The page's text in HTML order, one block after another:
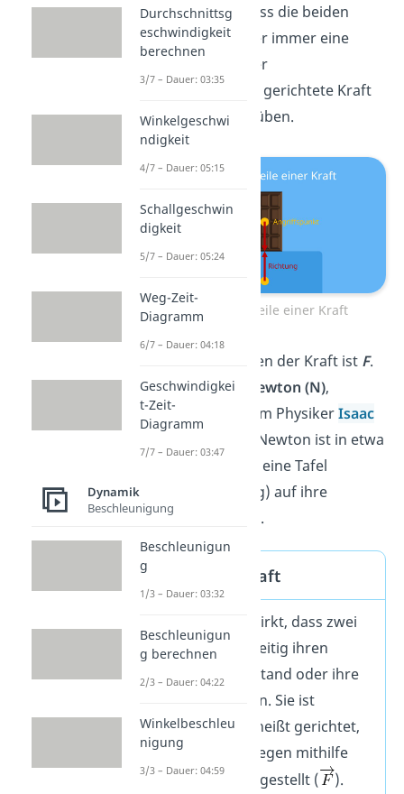
Das bedeutet, dass die beiden
beteiligten Körper immer eine
gleich große, aber
entgegengesetzt gerichtete Kraft
aufeinander ausüben.
Die Bestandteile einer Kraft
Das Formelzeichen der Kraft istF.
Ihre Einheit ist
Newton (N),
benannt nach dem PhysikerIsaac
. Ein (1) Newton ist in etwa
die Kraft, mit der eine Tafel
Schokolade (100g) auf ihre
Unterlage drückt.
Definition Kraft
Die Kraft F bewirkt, dass zwei
Körper gegenseitig ihren
Bewegungszustand oder ihre
Form verändern. Sie ist
vektoriell, das heißt gerichtet,
und wird deswegen mithilfe
von Pfeilen dargestellt (
).
Durchschnittsg
eschwindigkeit
berechnen
3/7 – Dauer: 03:35
Winkelgeschwi
ndigkeit
4/7 – Dauer: 05:15
Schallgeschwin
digkeit
5/7 – Dauer: 05:24
Weg-Zeit-
Diagramm
6/7 – Dauer: 04:18
Geschwindigkei
t-Zeit-
Diagramm
7/7 – Dauer: 03:47
Dynamik
Beschleunigung
Beschleunigun
g
1/3 – Dauer: 03:32
Beschleunigun
g berechnen
2/3 – Dauer: 04:22
Winkelbeschleu
nigung
3/3 – Dauer: 04:59